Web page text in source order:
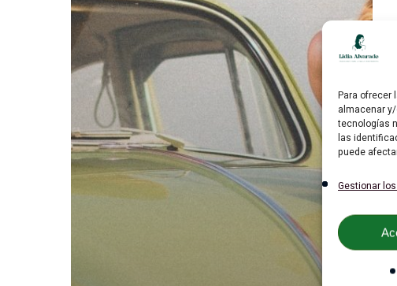
Para ofrecer
almacenar
tecnologías
las
puede
Gestionar